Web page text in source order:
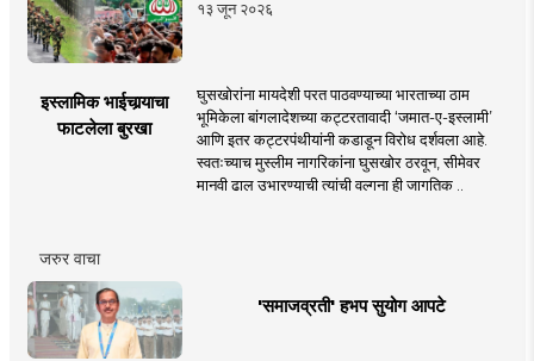
१३ जून २०२६
इस्लामिक भाईचार्‍याचा
फाटलेला बुरखा
घुसखोरांना मायदेशी परत पाठवण्याच्या भारताच्या ठाम
भूमिकेला बांगलादेशच्या कट्टरतावादी ‘जमात-ए-इस्लामी’
आणि इतर कट्टरपंथीयांनी कडाडून विरोध दर्शवला आहे.
स्वतःच्याच मुस्लीम नागरिकांना घुसखोर ठरवून, सीमेवर
मानवी ढाल उभारण्याची त्यांची वल्गना ही जागतिक ..
जरुर वाचा
'समाजव्रती' हभप सुयोग आपटे